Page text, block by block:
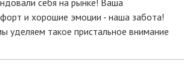
и хорошие эмоции - наша забота!
уделяем такое пристальное внимание